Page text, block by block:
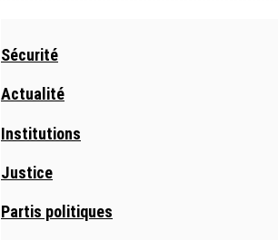
Sécurité
Actualité
Institutions
Justice
Partis politiques